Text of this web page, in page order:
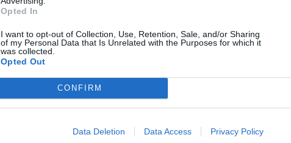
Opted In
I want to opt-out of Collection, Use, Retention, Sale, and/or Sharing
of my Personal Data that Is Unrelated with the Purposes for which it
was collected.
Opted Out
CONFIRM
Data Deletion Data Access Privacy Policy